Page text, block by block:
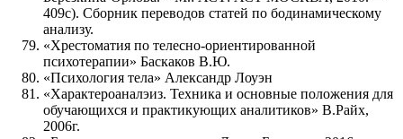
409с). Сборник переводов статей по бодинамическому
анализу.
«Хрестоматия по телесно-ориентированной
психотерапии» Баскаков В.Ю.
«Психология тела» Александр Лоуэн
«Характероаналэиз. Техника и основные положения для
обучающихся и практикующих аналитиков» В.Райх,
2006г.